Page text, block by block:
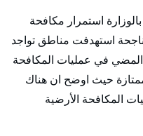
استمرار مكافحة
استهدفت مناطق تواجد
المضي في عمليات المكافحة
حيث اوضح ان هناك
المكافحة الأرضية